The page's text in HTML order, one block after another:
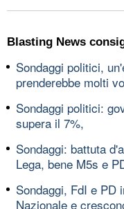
Blasting News
Sondaggi politici,
prenderebbe molti
Sondaggi politici:
supera il 7%,
Sondaggi: battuta
Lega, bene M5s e
Sondaggi, FdI e PD
Nazionale e